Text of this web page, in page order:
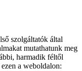
szolgáltatók által
mutathatunk meg
harmadik féltől
a weboldalon: